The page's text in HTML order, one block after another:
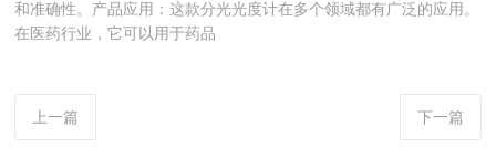
和准确性。产品应用：这款分光光度计在多个领域都有广泛的应用。
在医药行业，它可以用于药品
上一篇 下一篇